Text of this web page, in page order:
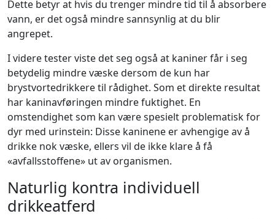
Dette betyr at hvis du trenger mindre tid til å absorbere
vann, er det også mindre sannsynlig at du blir
angrepet.
I videre tester viste det seg også at kaniner får i seg
betydelig mindre væske dersom de kun har
brystvortedrikkere til rådighet. Som et direkte resultat
har kaninavføringen mindre fuktighet. En
omstendighet som kan være spesielt problematisk for
dyr med urinstein: Disse kaninene er avhengige av å
drikke nok væske, ellers vil de ikke klare å få
«avfallsstoffene» ut av organismen.
Naturlig kontra individuell
drikkeatferd